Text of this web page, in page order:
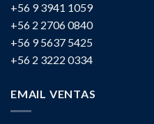
+56 9 3941 1059
+56 2 2706 0840
+56 9 5637 5425
+56 2 3222 0334
EMAIL VENTAS